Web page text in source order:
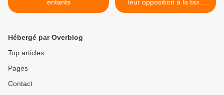
enfants
leur opposition à la taxe
carbone >
Hébergé par Overblog
Top articles
Pages
Contact